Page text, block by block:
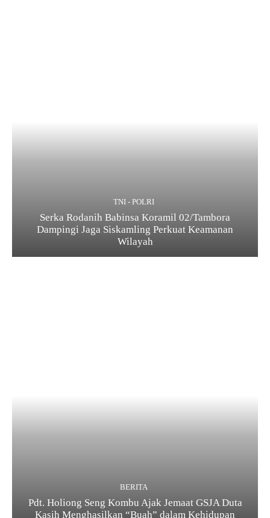
TNI - POLRI
Serka Rodanih Babinsa Koramil 02/Tambora
Dampingi Jaga Siskamling Perkuat Keamanan
Wilayah
BERITA
Pdt. Holiong Seng Kombu Ajak Jemaat GSJA Duta
Kasih Menghasilkan “Buah” dalam Kehidupan